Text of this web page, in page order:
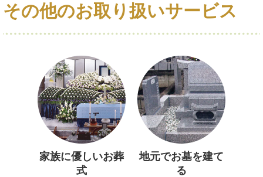
その他のお取り扱いサービス
家族に優しいお葬
式
地元でお墓を建て
る